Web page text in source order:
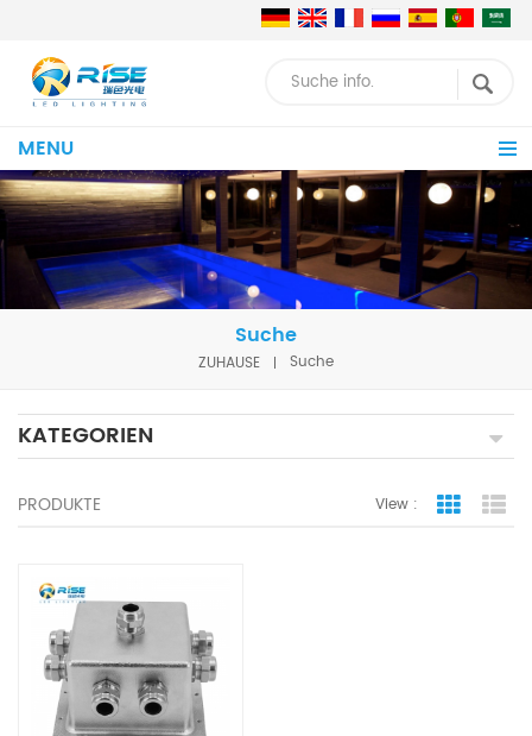
MENU
Suche
ZUHAUSE Suche
KATEGORIEN
PRODUKTE View : Grid View